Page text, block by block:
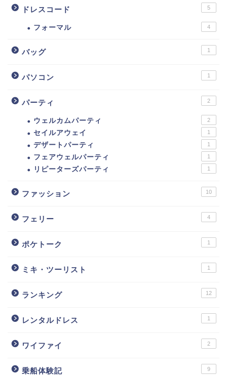
ドレスコード 5
フォーマル 4
バッグ 1
パソコン 1
パーティ 2
ウェルカムパーティ 2
セイルアウェイ 1
デザートパーティ 1
フェアウェルパーティ 1
リピーターズパーティ 1
ファッション 10
フェリー 4
ポケトーク 1
ミキ・ツーリスト 1
ランキング 12
レンタルドレス 1
ワイファイ 2
乗船体験記 9